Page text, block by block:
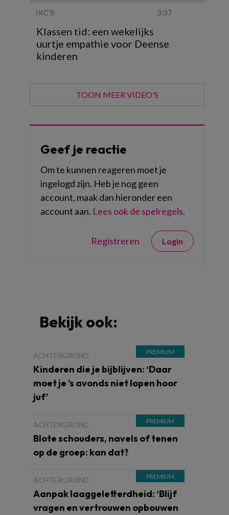
IKC'S 3:37
Klassen tid: een wekelijks
uurtje empathie voor Deense
kinderen
TOON MEER VIDEO'S
Geef je reactie
Om te kunnen reageren moet je
ingelogd zijn. Heb je nog geen
account, maak dan hieronder een
account aan. Lees ook de spelregels.
Registreren Login
Bekijk ook:
ACHTERGROND
Kinderen die je bijblijven: ‘Daar
moet je ’s avonds niet lopen hoor
juf’
ACHTERGROND
Blote schouders, navels of tenen
op de groep: kan dat?
ACHTERGROND
Aanpak laaggeletterdheid: ‘Blijf
vragen en vertrouwen opbouwen